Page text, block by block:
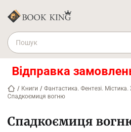
Відправка
/ Книги / Фантастика. Фентезі.
Спадкоємиця вогню
Спадкоємиця